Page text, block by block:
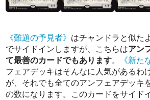
《難題の予見者》 はチャンドラと似た
でサイドインしますが、こちらはアン
て最善のカードでもあります。 《新た
フェアデッキはそんなに人気があるわ
が、それでも全てのアンフェアデッキ
の数になります。このカードをサイド